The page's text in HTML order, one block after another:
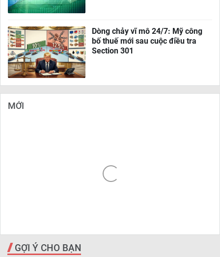
Dòng chảy vĩ mô 24/7: Mỹ công
bố thuế mới sau cuộc điều tra
Section 301
MỚI
GỢI Ý CHO BẠN